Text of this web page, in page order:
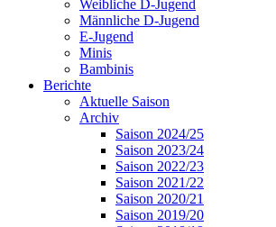
Weibliche D-Jugend
Männliche D-Jugend
E-Jugend
Minis
Bambinis
Berichte
Aktuelle Saison
Archiv
Saison 2024/25
Saison 2023/24
Saison 2022/23
Saison 2021/22
Saison 2020/21
Saison 2019/20